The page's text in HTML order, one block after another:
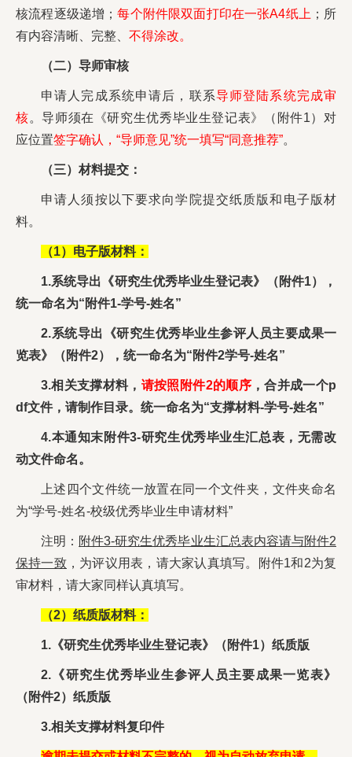
核流程逐级递增；每个附件限双面打印在一张A4纸上 ；所
有内容清晰、完整、 不得涂改。
（二）导师审核
申请人完成系统申请后，联系导师登陆系统完成审
核。导师须在《研究生优秀毕业生登记表》（附件1）对
应位置签字确认，“导师意见”统一填写“同意推荐”。
（三）材料提交：
申请人须按以下要求向学院提交纸质版和电子版材
料。
（1）电子版材料：
1.系统导出《研究生优秀毕业生登记表》（附件1），
统一命名为“附件1-学号-姓名”
2.系统导出《研究生优秀毕业生参评人员主要成果一
览表》（附件2），统一命名为“附件2学号-姓名”
3.相关支撑材料， 请按照附件2的顺序，合并成一个p
df文件，请制作目录。统一命名为“支撑材料-学号-姓名”
4.本通知末附件3-研究生优秀毕业生汇总表，无需改
动文件命名。
上述四个文件统一放置在同一个文件夹，文件夹命名
为“学号-姓名-校级优秀毕业生申请材料”
注明： 附件3-研究生优秀毕业生汇总表内容请与附件2
保持一致，为评议用表，请大家认真填写。附件1和2为复
审材料，请大家同样认真填写。
（2）纸质版材料：
1.《研究生优秀毕业生登记表》（附件1）纸质版
2.《研究生优秀毕业生参评人员主要成果一览表》
（附件2）纸质版
3.相关支撑材料复印件